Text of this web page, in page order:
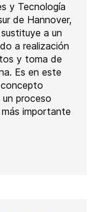
y Tecnología
de Hannover,
a un
a realización
y toma de
Es en este
proceso
importante